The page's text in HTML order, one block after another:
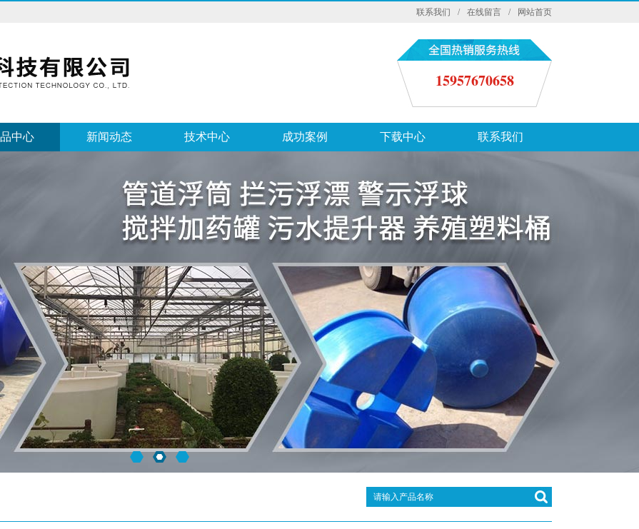
联系我们 / 在线留言 / 网站首页
15957670658
中心 新闻动态 技术中心 成功案例 下载中心 联系我们